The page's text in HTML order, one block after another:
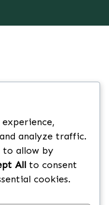
analyze traffic.
to allow by
All to consent
cookies.